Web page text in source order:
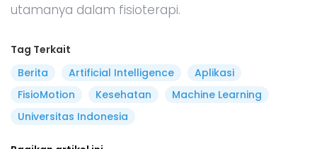
utamanya dalam fisioterapi.
Tag Terkait
Berita
Artificial Intelligence
Aplikasi
FisioMotion
Kesehatan
Machine Learning
Universitas Indonesia